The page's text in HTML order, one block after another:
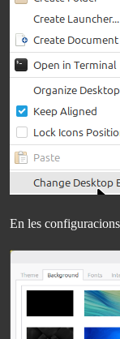
En les